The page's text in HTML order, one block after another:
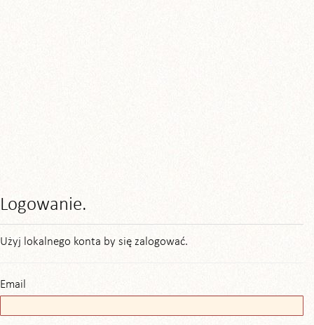
Logowanie.
Użyj lokalnego konta by się zalogować.
Email